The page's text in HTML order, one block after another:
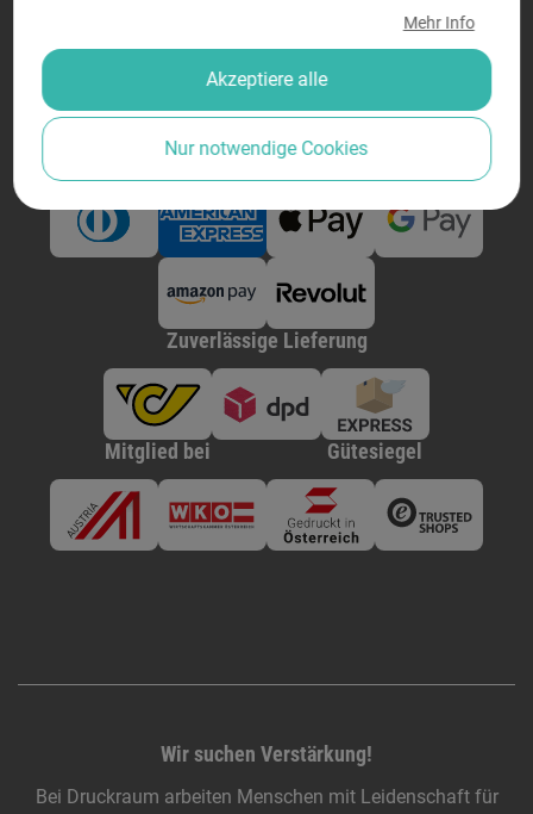
Sicher bezahlen
Zuverlässige Lieferung
Mitglied bei Gütesiegel
Wir suchen Verstärkung!
Bei Druckraum arbeiten Menschen mit Leidenschaft für
Mehr Info
Akzeptiere alle
Nur notwendige Cookies